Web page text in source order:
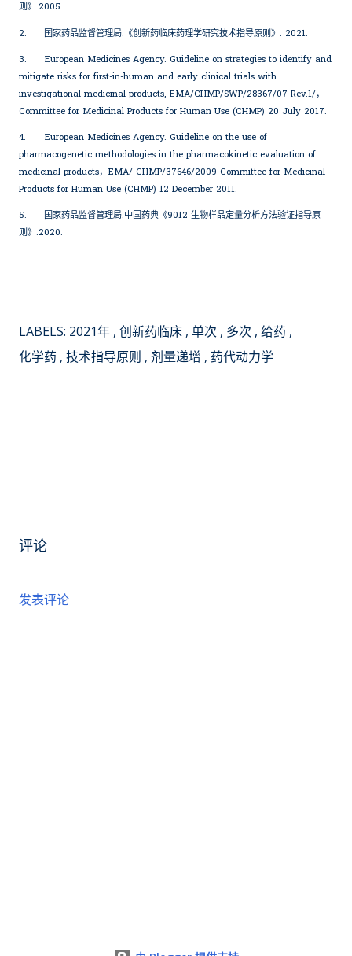
则》.2005.
2. 国家药品监督管理局.《创新药临床药理学研究技术指导原则》. 2021.
3.
European Medicines Agency. Guideline on strategies to identify and
mitigate risks for first-in-human and early clinical trials with
investigational medicinal products, EMA/CHMP/SWP/28367/07 Rev.1/，
Committee for Medicinal Products for Human Use (CHMP) 20 July 2017.
4.
European Medicines Agency. Guideline on the use of
pharmacogenetic methodologies in the pharmacokinetic evaluation of
medicinal products，EMA/ CHMP/37646/2009 Committee for Medicinal
Products for Human Use (CHMP) 12 December 2011.
5.
国家药品监督管理局.中国药典《9012 生物样品定量分析方法验证指导原
则》.2020.
LABELS: 2021年 创新药临床 单次 多次 给药
化学药 技术指导原则 剂量递增 药代动力学
评论
发表评论